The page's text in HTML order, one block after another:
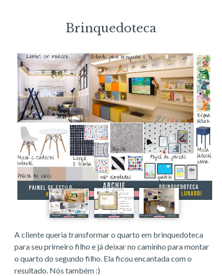
Brinquedoteca
A cliente queria transformar o quarto em brinquedoteca
para seu primeiro filho e já deixar no caminho para montar
o quarto do segundo filho. Ela ficou encantada com o
resultado. Nós também :)